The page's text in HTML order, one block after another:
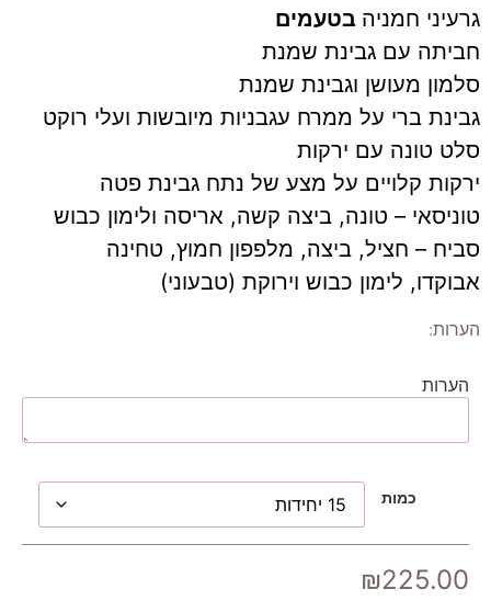
גרעיני חמניה בטעמים
חביתה עם גבינת שמנת
סלמון מעושן וגבינת שמנת
גבינת ברי על ממרח עגבניות מיובשות ועלי רוקט
סלט טונה עם ירקות
ירקות קלויים על מצע של נתח גבינת פטה
טוניסאי – טונה, ביצה קשה, אריסה ולימון כבוש
סביח – חציל, ביצה, מלפפון חמוץ, טחינה
אבוקדו, לימון כבוש וירוקת (טבעוני)
הערות:
הערות
כמות
₪225.00